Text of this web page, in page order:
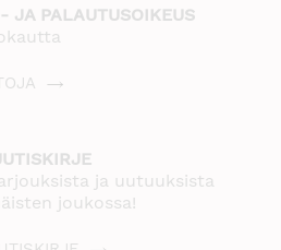
JA PALAUTUSOIKEUS
ja uutuuksista
joukossa!